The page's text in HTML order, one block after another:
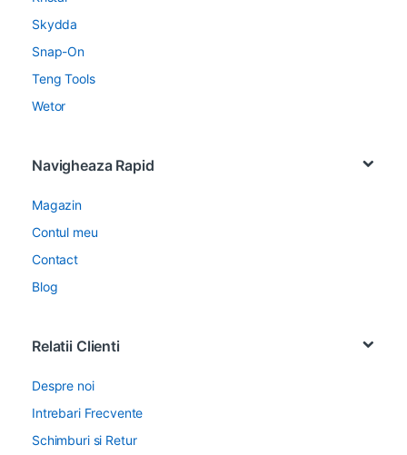
Skydda
Snap-On
Teng Tools
Wetor
Navigheaza Rapid
Magazin
Contul meu
Contact
Blog
Relatii Clienti
Despre noi
Intrebari Frecvente
Schimburi si Retur